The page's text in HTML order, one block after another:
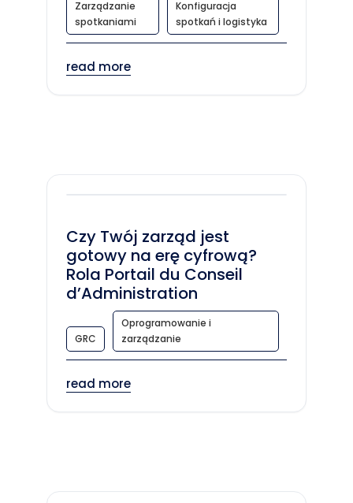
Zarządzanie
spotkaniami
Konfiguracja
spotkań i logistyka
read more
Czy Twój zarząd jest
gotowy na erę cyfrową?
Rola Portail du Conseil
d’Administration
GRC
Oprogramowanie i
zarządzanie
read more